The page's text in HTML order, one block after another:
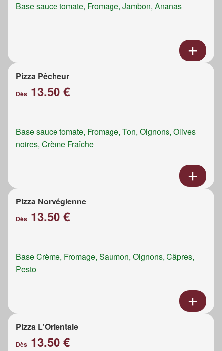
Base sauce tomate, Fromage, Jambon, Ananas
Pizza Pêcheur
Dès 13.50 €
Base sauce tomate, Fromage, Ton, Oignons, Olives
noires, Crème Fraîche
Pizza Norvégienne
Dès 13.50 €
Base Crème, Fromage, Saumon, Oignons, Câpres,
Pesto
Pizza L'Orientale
Dès 13.50 €